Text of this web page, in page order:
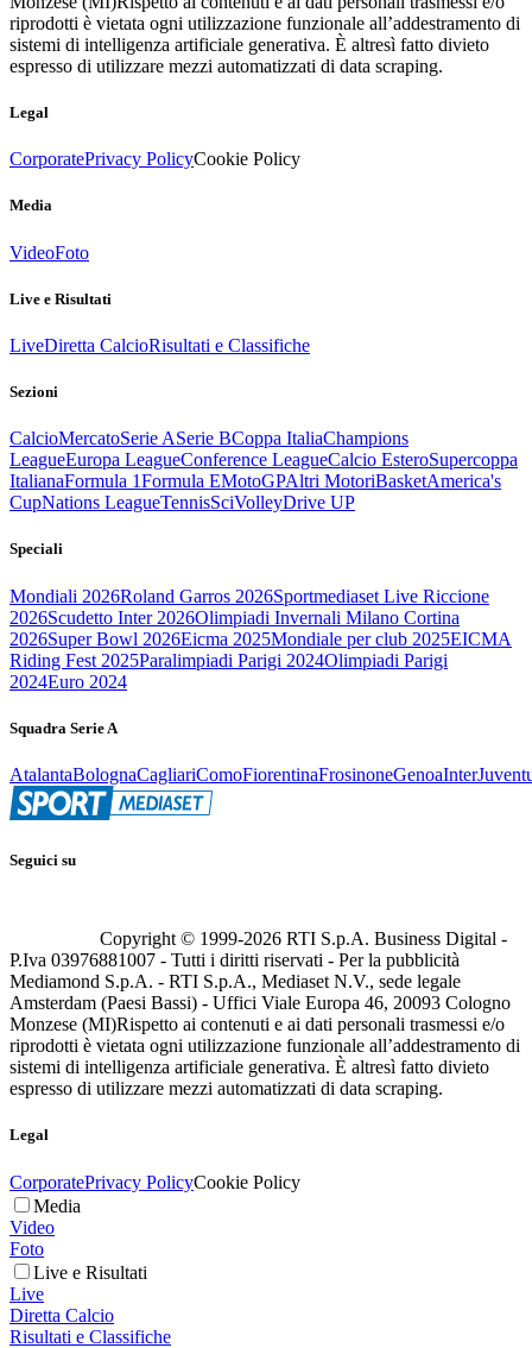
riprodotti è vietata ogni utilizzazione funzionale all’addestramento di
sistemi di intelligenza artificiale generativa. È altresì fatto divieto
espresso di utilizzare mezzi automatizzati di data scraping.
Legal
CorporatePrivacy PolicyCookie Policy
Media
VideoFoto
Live e Risultati
LiveDiretta CalcioRisultati e Classifiche
Sezioni
CalcioMercatoSerie ASerie BCoppa ItaliaChampions
LeagueEuropa LeagueConference LeagueCalcio EsteroSupercoppa
ItalianaFormula 1Formula EMotoGPAltri MotoriBasketAmerica's
CupNations LeagueTennisSciVolleyDrive UP
Speciali
Mondiali 2026Roland Garros 2026Sportmediaset Live Riccione
2026Scudetto Inter 2026Olimpiadi Invernali Milano Cortina
2026Super Bowl 2026Eicma 2025Mondiale per club 2025EICMA
Riding Fest 2025Paralimpiadi Parigi 2024Olimpiadi Parigi
2024Euro 2024
Squadra Serie A
AtalantaBolognaCagliariComoFiorentinaFrosinoneGenoaInter
Seguici su
Copyright © 1999-2026 RTI S.p.A. Business Digital -
P.Iva 03976881007 - Tutti i diritti riservati - Per la pubblicità
Mediamond S.p.A. - RTI S.p.A., Mediaset N.V., sede legale
Amsterdam (Paesi Bassi) - Uffici Viale Europa 46, 20093 Cologno
Monzese (MI)Rispetto ai contenuti e ai dati personali trasmessi e/o
riprodotti è vietata ogni utilizzazione funzionale all’addestramento di
sistemi di intelligenza artificiale generativa. È altresì fatto divieto
espresso di utilizzare mezzi automatizzati di data scraping.
Legal
CorporatePrivacy PolicyCookie Policy
Media
Video
Foto
Live e Risultati
Live
Diretta Calcio
Risultati e Classifiche